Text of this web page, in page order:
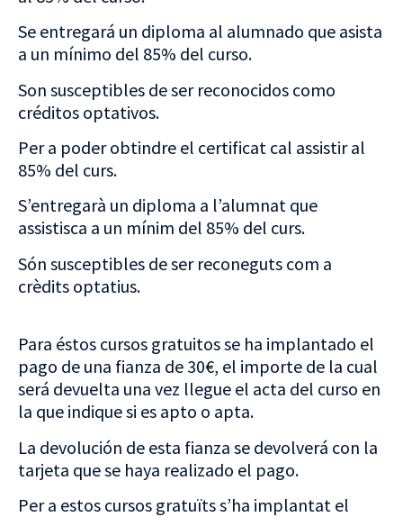
Se entregará un diploma al alumnado que asista
a un mínimo del 85% del curso.
Son susceptibles de ser reconocidos como
créditos optativos.
Per a poder obtindre el certificat cal assistir al
85% del curs.
S’entregarà un diploma a l’alumnat que
assistisca a un mínim del 85% del curs.
Són susceptibles de ser reconeguts com a
crèdits optatius.
Para éstos cursos gratuitos se ha implantado el
pago de una fianza de 30€, el importe de la cual
será devuelta una vez llegue el acta del curso en
la que indique si es apto o apta.
La devolución de esta fianza se devolverá con la
tarjeta que se haya realizado el pago.
Per a estos cursos gratuïts s’ha implantat el